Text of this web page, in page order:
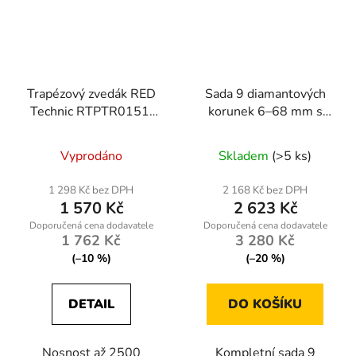
Trapézový zvedák RED
Technic RTPTR0151,
Vyprodáno
1 298 Kč bez DPH
1 570 Kč
1 762 Kč
(–10 %)
DETAIL
Sada 9 diamantových
korunek 6–68 mm s
Skladem (>5 ks)
2 168 Kč bez DPH
2 623 Kč
3 280 Kč
(–20 %)
DO KOŠÍKU